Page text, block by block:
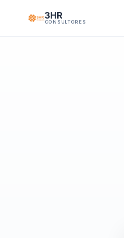
3HR
CONSULTORES